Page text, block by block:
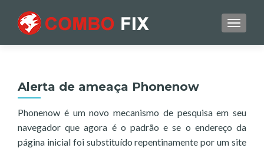
Alerta de ameaça Phonenow
Phonenow é um novo mecanismo de pesquisa em seu
navegador que agora é o padrão e se o endereço da
página inicial foi substituído repentinamente por um site